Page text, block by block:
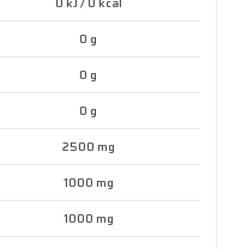
olmalı.
0 g
0 g
0 g
2500 mg
1000 mg
1000 mg